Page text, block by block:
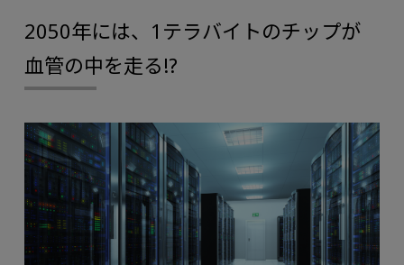
2050年には、1テラバイトのチップが
血管の中を走る!?